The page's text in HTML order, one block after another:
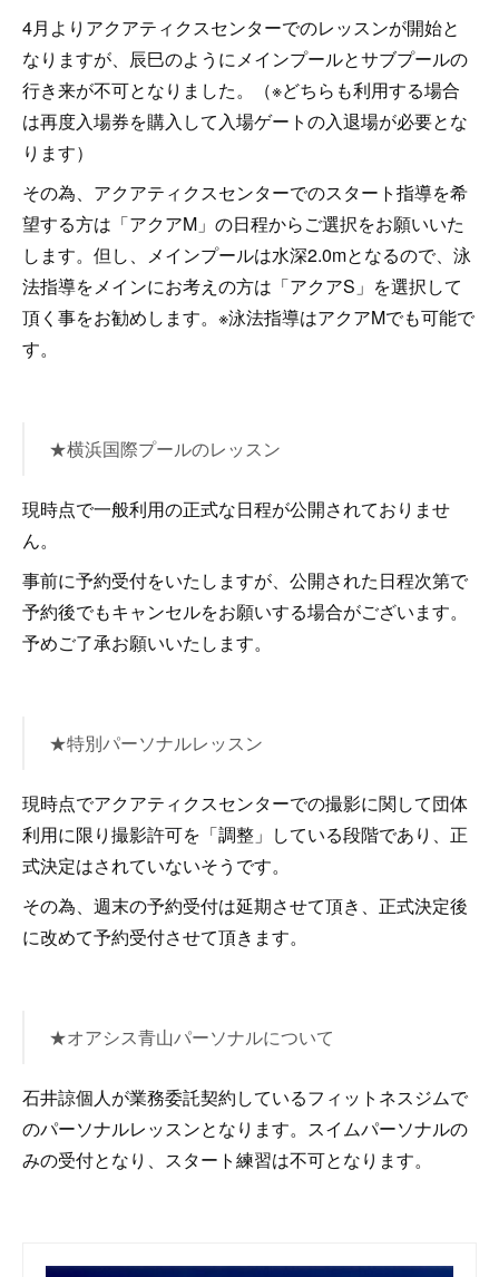
4月よりアクアティクスセンターでのレッスンが開始と
なりますが、辰巳のようにメインプールとサブプールの
行き来が不可となりました。（※どちらも利用する場合
は再度入場券を購入して入場ゲートの入退場が必要とな
ります）
その為、アクアティクスセンターでのスタート指導を希
望する方は「アクアM」の日程からご選択をお願いいた
します。 但し、メインプールは水深2.0mとなるので、泳
法指導をメインにお考えの方は「アクアS」を選択して
頂く事をお勧めします。※泳法指導はアクアMでも可能で
す。
★横浜国際プールのレッスン
現時点で一般利用の正式な日程が公開されておりませ
ん。
事前に予約受付をいたしますが、公開された日程次第で
予約後でもキャンセルをお願いする場合がございます。
予めご了承お願いいたします。
★特別パーソナルレッスン
現時点でアクアティクスセンターでの撮影に関して団体
利用に限り撮影許可を「調整」している段階であり、正
式決定はされていないそうです。
その為、週末の予約受付は延期させて頂き、正式決定後
に改めて予約受付させて頂きます。
★オアシス青山パーソナルについて
石井諒個人が業務委託契約しているフィットネスジムで
のパーソナルレッスンとなります。スイムパーソナルの
みの受付となり、スタート練習は不可となります。